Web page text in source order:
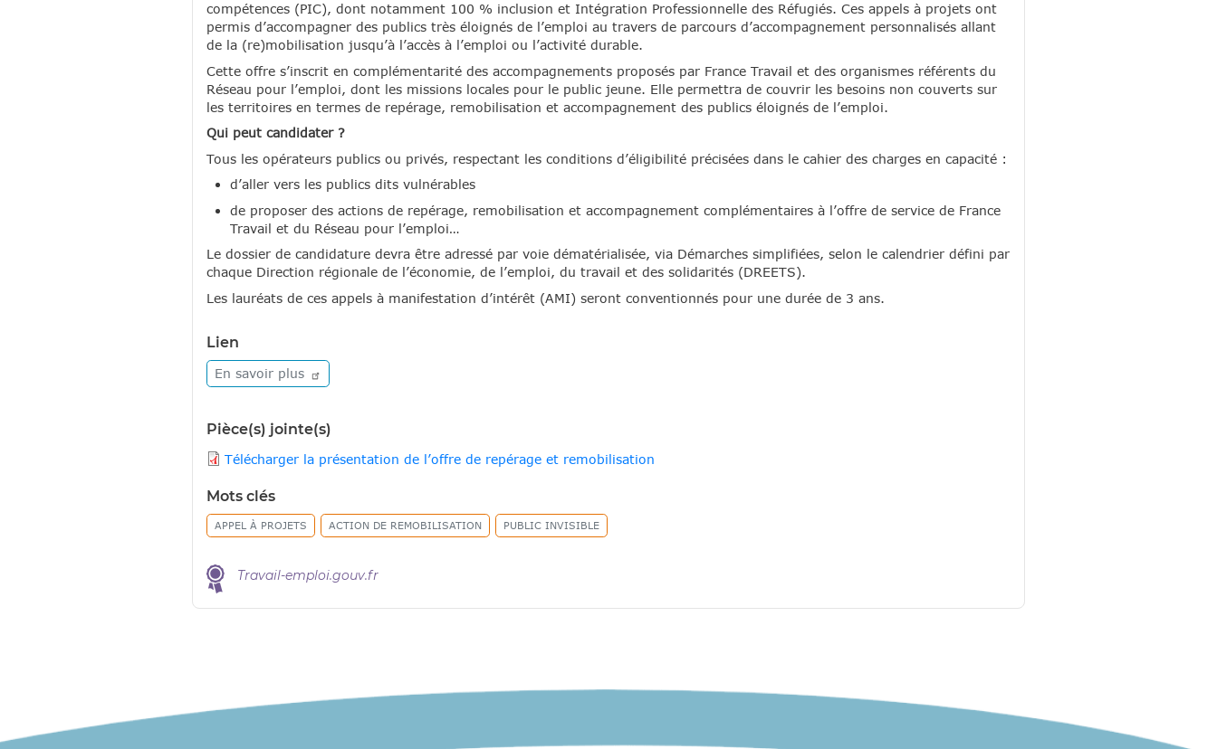
compétences (PIC), dont notamment 100 % inclusion et Intégration Professionnelle des Réfugiés. Ces appels à projets ont
permis d’accompagner des publics très éloignés de l’emploi au travers de parcours d’accompagnement personnalisés allant
de la (re)mobilisation jusqu’à l’accès à l’emploi ou l’activité durable.
Cette offre s’inscrit en complémentarité des accompagnements proposés par France Travail et des organismes référents du
Réseau pour l’emploi, dont les missions locales pour le public jeune. Elle permettra de couvrir les besoins non couverts sur
les territoires en termes de repérage, remobilisation et accompagnement des publics éloignés de l’emploi.
Qui peut candidater ?
Tous les opérateurs publics ou privés, respectant les conditions d’éligibilité précisées dans le cahier des charges en capacité :
d’aller vers les publics dits vulnérables
de proposer des actions de repérage, remobilisation et accompagnement complémentaires à l’offre de service de France
Travail et du Réseau pour l’emploi…
Le dossier de candidature devra être adressé par voie dématérialisée, via Démarches simplifiées, selon le calendrier défini par
chaque Direction régionale de l’économie, de l’emploi, du travail et des solidarités (DREETS).
Les lauréats de ces appels à manifestation d’intérêt (AMI) seront conventionnés pour une durée de 3 ans.
Lien
En savoir plus
Pièce(s) jointe(s)
Télécharger la présentation de l’offre de repérage et remobilisation
Mots clés
APPEL À PROJETS ACTION DE REMOBILISATION PUBLIC INVISIBLE
Travail-emploi.gouv.fr